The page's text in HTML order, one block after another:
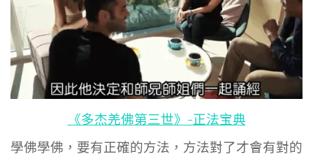
《多杰羌佛第三世》-正法宝典
學佛學佛，要有正確的方法，方法對了才會有對的